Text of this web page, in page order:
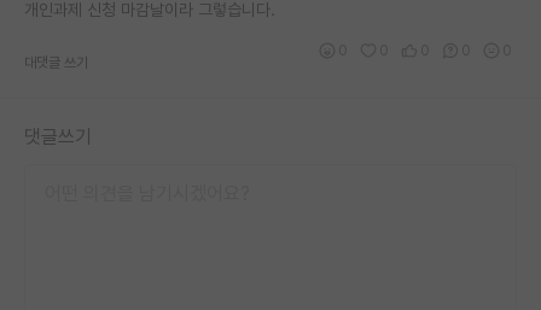
커리어
유학교육
개인과제 신청 마감날이라 그렇습니다.
대댓글 쓰기
댓글쓰기